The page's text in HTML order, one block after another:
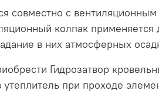
совместно с
колпак применяется
в них атмосферных
Гидрозатвор
при проходе